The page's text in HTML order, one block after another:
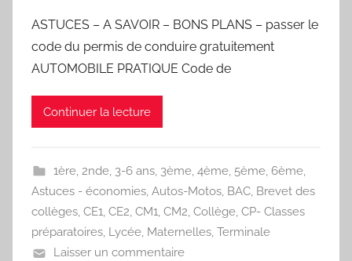
ASTUCES – A SAVOIR – BONS PLANS – passer le
code du permis de conduire gratuitement
AUTOMOBILE PRATIQUE Code de
Continuer la lecture
1ère, 2nde, 3-6 ans, 3ème, 4ème, 5ème, 6ème,
Astuces - économies, Autos-Motos, BAC, Brevet des
collèges, CE1, CE2, CM1, CM2, Collège, CP- Classes
préparatoires, Lycée, Maternelles, Terminale
Laisser un commentaire